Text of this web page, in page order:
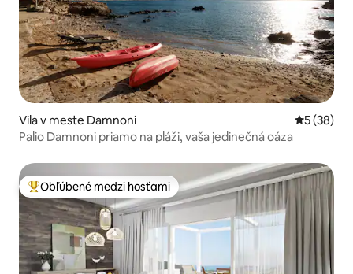
Vila v meste Damnoni
5 (38)
Palio Damnoni priamo na pláži, vaša jedinečná oáza
Najobľúbenejšie medzi hosťami
Obľúbené medzi hosťami